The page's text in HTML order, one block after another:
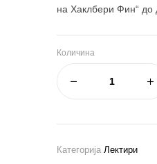
на Хаклбери Фин“ до
Количина
Категорија Лектири